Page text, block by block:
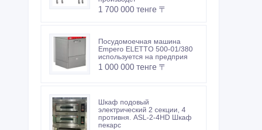
1 700 000 тенге 〒
Посудомоечная машина
Empero ELETTO 500-01/380
используется на предприя
1 000 000 тенге 〒
Шкаф подовый
электрический 2 секции, 4
противня. ASL-2-4HD Шкаф
пекарс